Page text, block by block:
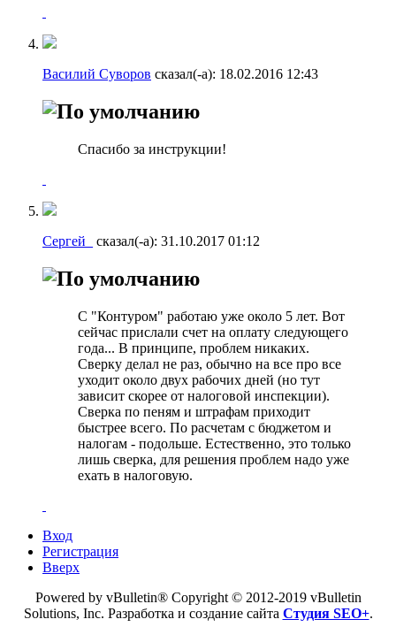
Василий Суворов сказал(-а): 18.02.2016 12:43
Спасибо за инструкции!
Сергей_ сказал(-а): 31.10.2017 01:12
С "Контуром" работаю уже около 5 лет. Вот
сейчас прислали счет на оплату следующего
года... В принципе, проблем никаких.
Сверку делал не раз, обычно на все про все
уходит около двух рабочих дней (но тут
зависит скорее от налоговой инспекции).
Сверка по пеням и штрафам приходит
быстрее всего. По расчетам с бюджетом и
налогам - подольше. Естественно, это только
лишь сверка, для решения проблем надо уже
ехать в налоговую.
Вход
Регистрация
Вверх
Powered by vBulletin® Copyright © 2012-2019 vBulletin
Solutions, Inc. Разработка и создание сайта Студия SEO+.